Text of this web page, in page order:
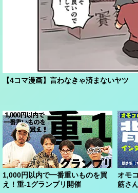
【4コマ漫画】言わなきゃ済まないヤツ
1,000円以内で一番重いものを買
え！重-1グランプリ開催
オモ
筋さ